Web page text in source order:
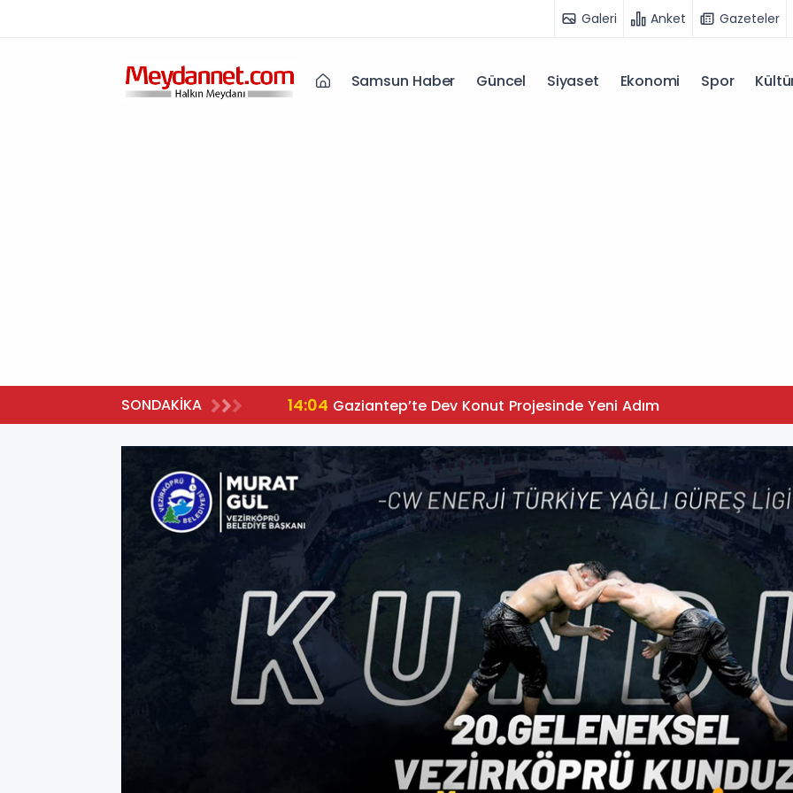
Galeri Anket Gazeteler
Samsun Haber Güncel Siyaset Ekonomi Spor
SONDAKİKA 14:04 Gaziantep’te Dev Konut Projesinde Yeni Adım